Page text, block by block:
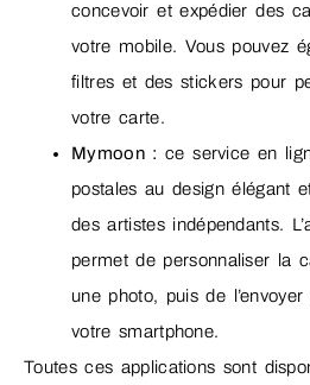
concevoir et expédier des
votre mobile. Vous pouvez
filtres et des stickers pour
votre carte.
Mymoon : ce service en
postales au design élégant
des artistes indépendants.
permet de personnaliser la
une photo, puis de
votre smartphone.
Toutes ces applications sont